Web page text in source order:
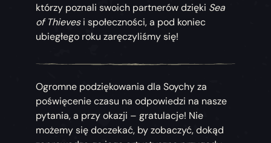
którzy poznali swoich partnerów dzięki Sea
of Thievesi społeczności, a pod koniec
ubiegłego roku zaręczyliśmy się!
Ogromne podziękowania dla Soychy za
poświęcenie czasu na odpowiedzi na nasze
pytania, a przy okazji – gratulacje! Nie
możemy się doczekać, by zobaczyć, dokąd